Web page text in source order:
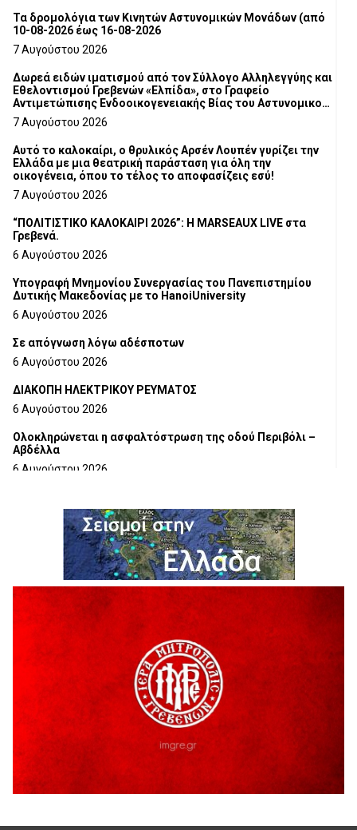
Τα δρομολόγια των Κινητών Αστυνομικών Μονάδων (από
10-08-2026 έως 16-08-2026
7 Αυγούστου 2026
Δωρεά ειδών ιματισμού από τον Σύλλογο Αλληλεγγύης και
Εθελοντισμού Γρεβενών «Ελπίδα», στο Γραφείο
Αντιμετώπισης Ενδοοικογενειακής Βίας του Αστυνομικού
Τμήματος Γρεβενών
7 Αυγούστου 2026
Αυτό το καλοκαίρι, ο θρυλικός Αρσέν Λουπέν γυρίζει την
Ελλάδα με μια θεατρική παράσταση για όλη την
οικογένεια, όπου το τέλος το αποφασίζεις εσύ!
7 Αυγούστου 2026
“ΠΟΛΙΤΙΣΤΙΚΟ ΚΑΛΟΚΑΙΡΙ 2026”: Η MARSEAUX LIVE στα
Γρεβενά.
6 Αυγούστου 2026
Υπογραφή Μνημονίου Συνεργασίας του Πανεπιστημίου
Δυτικής Μακεδονίας με το HanoiUniversity
6 Αυγούστου 2026
Σε απόγνωση λόγω αδέσποτων
6 Αυγούστου 2026
ΔΙΑΚΟΠΗ ΗΛΕΚΤΡΙΚΟΥ ΡΕΥΜΑΤΟΣ
6 Αυγούστου 2026
Ολοκληρώνεται η ασφαλτόστρωση της οδού Περιβόλι –
Αβδέλλα
6 Αυγούστου 2026
5 Αυγούστου 2026
Ο ΑΝΔΡΕΑΣ ΑΣΛΑΝΙΔΗΣ ΣΥΝΕΧΙΖΕΙ ΣΤΟΝ ΠΡΩΤΕΑ
ΓΡΕΒΕΝΩΝ
5 Αυγούστου 2026
Ευχαριστήριο Εκπολιτιστικού Συλλόγου Ταξιάρχη προς κ.
Παρασχάκη Αθανάσιο
Διακοπή υδροδότησης του Α΄ κλάδου ύδρευσης
5 Αυγούστου 2026
Η Marseaux στα Γρεβενά για μια μοναδική συναυλία
Θερινό Σινεμά στο πλαίσιο του «Πολιτιστικού
Καλοκαιριού 2026» με την βραβευμένη ταινία «Μικρές
Ανάσες».